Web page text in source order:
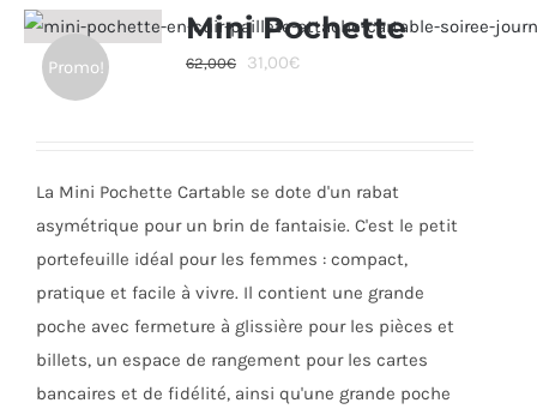
variations.
Les
choisies
sur
page
Promo!
Mini Pochette
62,00€
Le
62,00€.
31,00€Le
31,00€.
La Mini Pochette Cartable se dote d'un rabat
asymétrique pour un brin de fantaisie. C'est le petit
portefeuille idéal pour les femmes : compact,
pratique et facile à vivre. Il contient une grande
poche avec fermeture à glissière pour les pièces et
billets, un espace de rangement pour les cartes
bancaires et de fidélité, ainsi qu'une grande poche